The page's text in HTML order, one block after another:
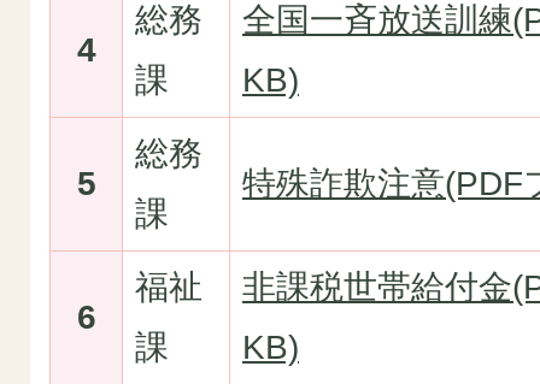
4
総務
課
全国一斉放送訓練
KB)
5
総務
課
特殊詐欺注意
6
福祉
課
非課税世帯給付金
KB)